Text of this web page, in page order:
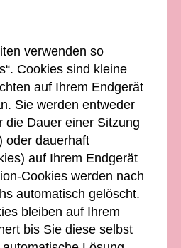
verwenden so
Cookies sind kleine
auf Ihrem Endgerät
Sie werden entweder
die Dauer einer Sitzung
oder dauerhaft
auf Ihrem Endgerät
Cookies werden nach
automatisch gelöscht.
bleiben auf Ihrem
bis Sie diese selbst